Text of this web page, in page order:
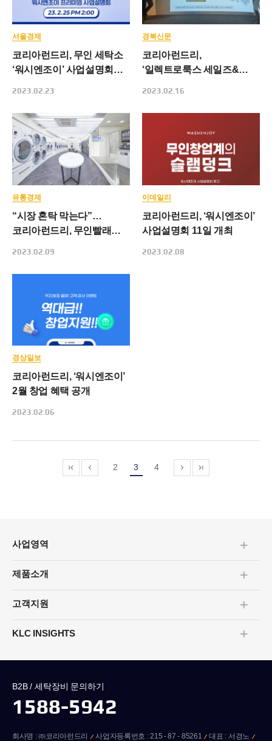
서울경제
코리아런드리, 무인 세탁소
‘워시엔조이’ 사업설명회
2023.02.23
경북신문
코리아런드리,
‘일렉트로룩스 세일즈&
2023.02.16
유통경제
“시장 혼탁 막는다”…
코리아런드리, 무인빨래방
2023.02.09
이데일리
코리아런드리, ‘워시엔조이’
사업설명회 11일 개최
2023.02.08
경상일보
코리아런드리, ‘워시엔조이’
2월 창업 혜택 공개
2023.02.06
2 3 4
사업영역
펼치기/
접기
제품소개
펼치기/
접기
고객지원
펼치기/
접기
KLC INSIGHTS
펼치기/
B2B / 세탁장비 문의하기
1588-5942
회사명 : ㈜코리아런드리 사업자등록번호 : 215 - 87 - 85261
대표 : 서경노